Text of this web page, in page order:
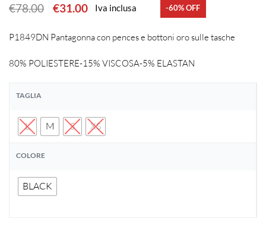
€78.00 €31.00 Iva inclusa -60% OFF
P1849DN Pantagonna con pences e bottoni oro sulle tasche
80% POLIESTERE-15% VISCOSA-5% ELASTAN
TAGLIA
L M S XS
COLORE
BLACK